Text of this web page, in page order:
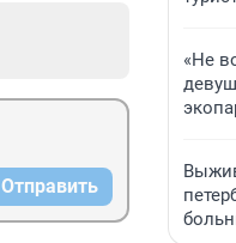
Отправить
«Не